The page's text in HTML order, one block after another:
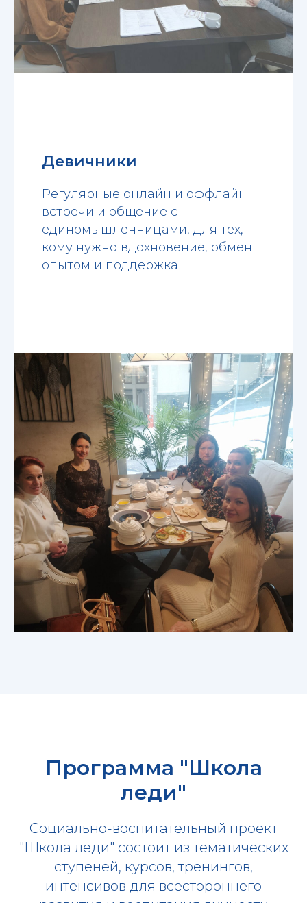
Девичники
Регулярные онлайн и оффлайн
встречи и общение с
единомышленницами, для тех,
кому нужно вдохновение, обмен
опытом и поддержка
Программа "Школа
леди"
Социально-воспитательный проект
"Школа леди" состоит из тематических
ступеней, курсов, тренингов,
интенсивов для всестороннего